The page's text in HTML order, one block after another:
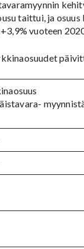
taittui, ja
vuoteen